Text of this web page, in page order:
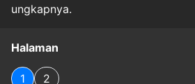
ungkapnya.
Halaman
1 2